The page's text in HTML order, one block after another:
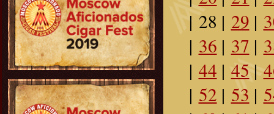
| 28 | 29 |
| 36 | 37 |
| 44 | 45 |
| 52 | 53 |